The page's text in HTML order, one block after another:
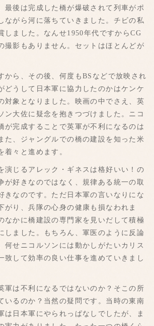
最後は完成した橋が爆破されて列車がポ
ながら河に落ちていきました。チビの私
しました。なんせ1950年代ですからCG
撮影もありません。セットはほとんどが
ら、その後、何度もBSなどで放映され
どうして日本軍に協力したのかはケンケ
対象となりました。映画の中でさえ、英
ン大佐に疑念を抱きつづけました。ニコ
が完成することで英軍が不利になるのは
た、ジャングルでの橋の建設を知った米
着々と進めます。
じるアレック・ギネスは格好いい！の
が好きなのではなく、規律ある統一の取
きなのです。ただ日本軍の言いなりにな
がり、兵隊の心身の健康も損なわれま
なかに橋建設の専門家を見いだして積極
しました。もちろん、軍医のように反論
何せニコルソンには動かしがたいカリス
致して効率の良い仕事を進めていきまし
は不利になるではないのか？そこの所
いるのか？当然の疑問です。当時の東南
は日本軍にやられっぱなしでしたが、ま